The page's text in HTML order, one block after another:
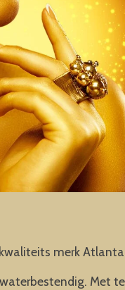
merk
Met